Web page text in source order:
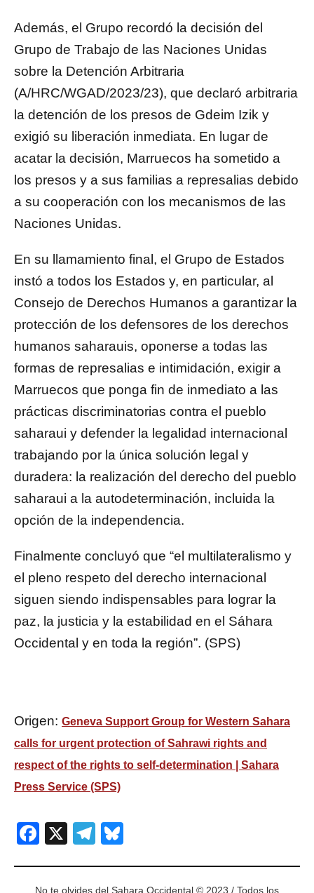
Además, el Grupo recordó la decisión del
Grupo de Trabajo de las Naciones Unidas
sobre la Detención Arbitraria
(A/HRC/WGAD/2023/23), que declaró arbitraria
la detención de los presos de Gdeim Izik y
exigió su liberación inmediata. En lugar de
acatar la decisión, Marruecos ha sometido a
los presos y a sus familias a represalias debido
a su cooperación con los mecanismos de las
Naciones Unidas.
En su llamamiento final, el Grupo de Estados
instó a todos los Estados y, en particular, al
Consejo de Derechos Humanos a garantizar la
protección de los defensores de los derechos
humanos saharauis, oponerse a todas las
formas de represalias e intimidación, exigir a
Marruecos que ponga fin de inmediato a las
prácticas discriminatorias contra el pueblo
saharaui y defender la legalidad internacional
trabajando por la única solución legal y
duradera: la realización del derecho del pueblo
saharaui a la autodeterminación, incluida la
opción de la independencia.
Finalmente concluyó que “el multilateralismo y
el pleno respeto del derecho internacional
siguen siendo indispensables para lograr la
paz, la justicia y la estabilidad en el Sáhara
Occidental y en toda la región”. (SPS)
Origen: Geneva Support Group for Western Sahara
calls for urgent protection of Sahrawi rights and
respect of the rights to self-determination | Sahara
Press Service (SPS)
Facebook
X Telegram
No te olvides del Sahara Occidental © 2023 / Todos los